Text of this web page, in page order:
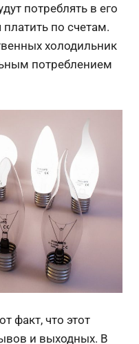
потреблять в его
по счетам.
холодильник
потреблением
факт, что этот
и выходных. В